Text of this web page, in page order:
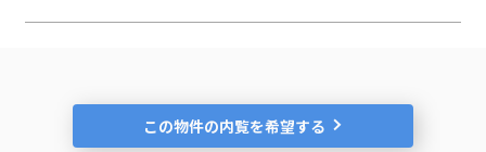
この物件の内覧を希望する